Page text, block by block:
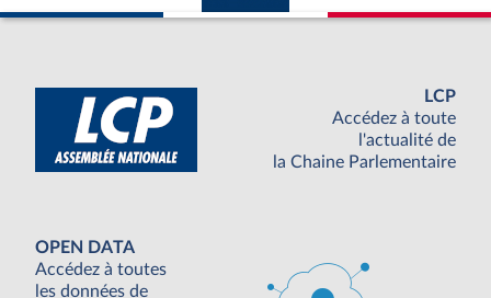
LCP
Accédez à toute
l'actualité de
la Chaine Parlementaire
OPEN DATA
Accédez à toutes
les données de